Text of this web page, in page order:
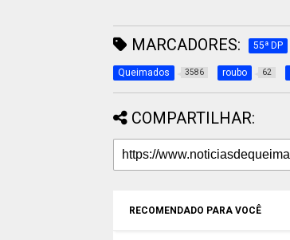
MARCADORES: 55ª DP
Queimados 3586 roubo 62
COMPARTILHAR:
RECOMENDADO PARA VOCÊ